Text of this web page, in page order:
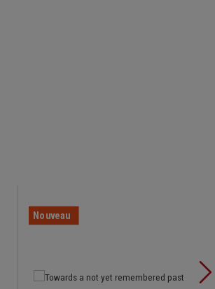
Nouveau